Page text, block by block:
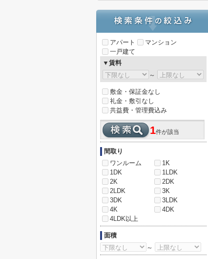
アパート
マンション
一戸建て
▼賃料
～
敷金・保証金なし
礼金・敷引なし
共益費・管理費込み
1件が該当
間取り
ワンルーム
1K
1DK
1LDK
2K
2DK
2LDK
3K
3DK
3LDK
4K
4DK
4LDK以上
面積
～